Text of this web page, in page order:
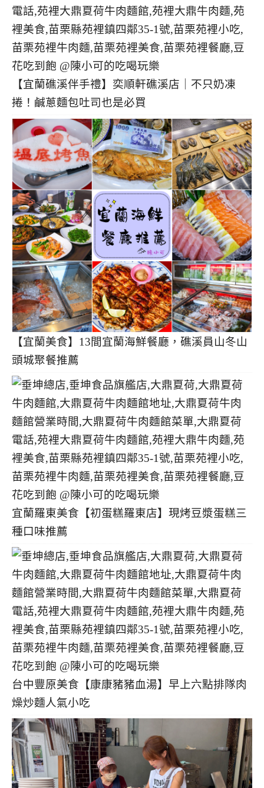
【宜蘭礁溪伴手禮】奕順軒礁溪店｜不只奶凍
捲！鹹蔥麵包吐司也是必買
【宜蘭美食】13間宜蘭海鮮餐廳，礁溪員山冬山
頭城聚餐推薦
宜蘭羅東美食【初蛋糕羅東店】現烤豆漿蛋糕三
種口味推薦
台中豐原美食【康康豬豬血湯】早上六點排隊肉
燥炒麵人氣小吃